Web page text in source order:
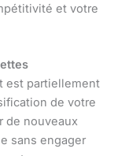
et votre
est partiellement
de votre
de nouveaux
sans engager